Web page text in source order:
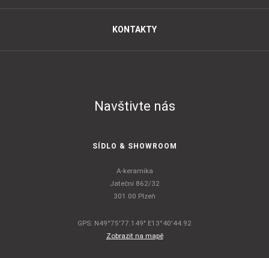
KONTAKTY
Navštivte nás
SÍDLO & SHOWROOM
A-keramika
Jateční 862/32
301 00 Plzeň
GPS: N49°75'77.149" E13°40'44.92
Zobrazit na mapě